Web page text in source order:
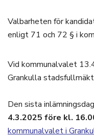
Valbarheten för
enligt 71 och 72 § i
Vid kommunalvalet
Grankulla
Den sista
4.3.2025 före kl.
kommunalvalet i